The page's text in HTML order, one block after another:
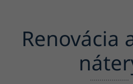
Renovácia